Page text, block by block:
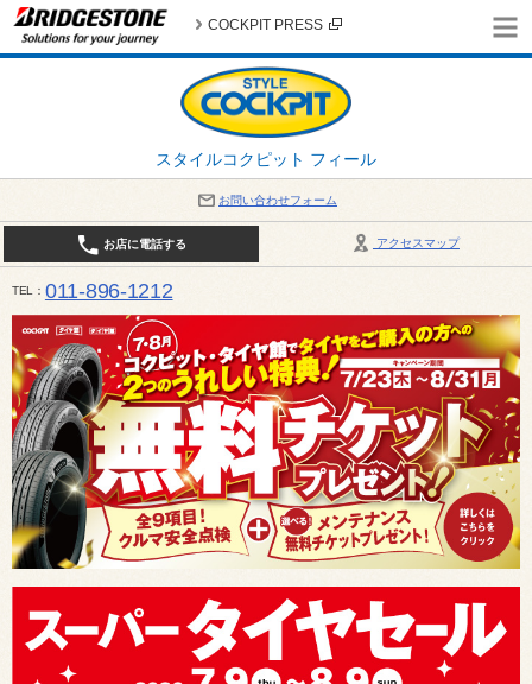
スタイルコクピット フィール
COCKPIT PRESS
お問い合わせフォーム
アクセスマップ
お店に電話する
TEL 011-896-1212
平日・日・祝日：作業受付10:00～17:30 、商談受付は10:00～18:00 まで 営業時間は10:00～
受け出来ない場合がございます。店舗までお問い合わせください。電話も込み合うことが予想さ
日：2026年8月の定休日 毎週 火曜日と水曜日 8月10日(月曜日) から 8月14日(金曜